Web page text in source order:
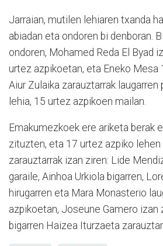
Jarraian, mutilen lehiaren txanda
abiadan eta ondoren bi denboran.
ondoren, Mohamed Reda El Byad
urtez azpikoetan, eta Eneko Mesa
Aiur Zulaika zarauztarrak
lehia, 15 urtez azpikoen mailan.
Emakumezkoek ere ariketa berak
zituzten, eta 17 urtez azpiko lehen
zarauztarrak izan ziren: Lide
garaile, Ainhoa Urkiola bigarren,
hirugarren eta Mara Monasterio
azpikoetan, Joseune Gamero izan
bigarren Haizea Iturzaeta